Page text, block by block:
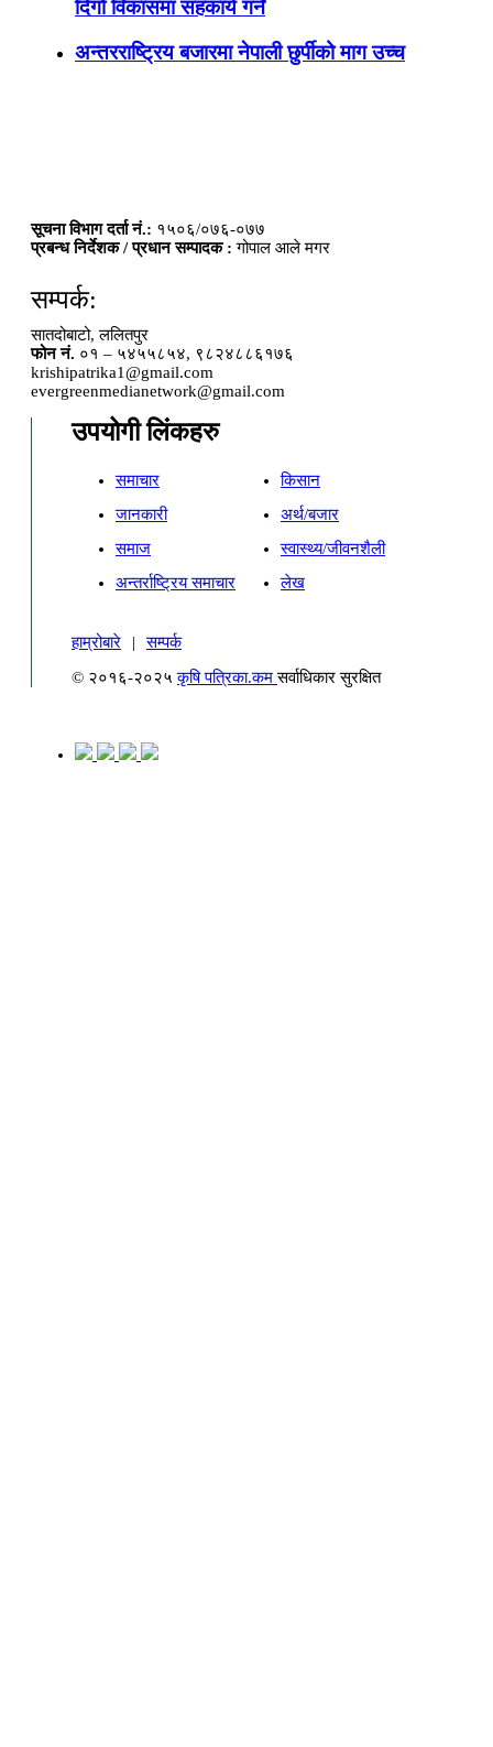
दिगो विकासमा सहकार्य गर्ने
अन्तरराष्ट्रिय बजारमा नेपाली छुर्पीको माग उच्च
सूचना विभाग दर्ता नं.: १५०६/०७६-०७७
प्रबन्ध निर्देशक / प्रधान सम्पादक : गोपाल आले मगर
सम्पर्क:
सातदोबाटो, ललितपुर
फोन नं. ०१ – ५४५५८५४, ९८२४८८६१७६
krishipatrika1@gmail.com
evergreenmedianetwork@gmail.com
उपयोगी लिंकहरु
समाचार
किसान
जानकारी
अर्थ/बजार
समाज
स्वास्थ्य/जीवनशैली
अन्तर्राष्ट्रिय समाचार
लेख
हाम्रोबारे |
सम्पर्क
© २०१६-२०२५कृषि पत्रिका.कमसर्वाधिकार सुरक्षित